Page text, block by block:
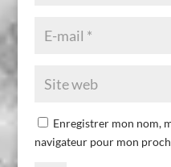
Enregistrer mon nom,
navigateur pour mon